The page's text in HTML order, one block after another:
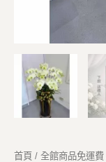
首頁 / 全館商品免運費